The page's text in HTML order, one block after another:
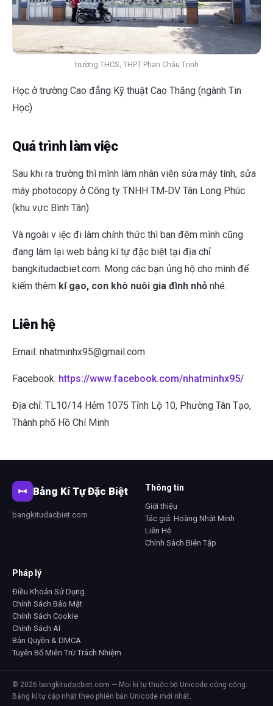
trường THCS, THPT Phan Châu Trinh
Học ở trường Cao đẳng Kỹ thuật Cao Thắng (ngành Tin
Học)
Quá trình làm việc
Sau khi ra trường thì mình làm nhân viên sửa máy tính, sửa
máy photocopy ở Công ty TNHH TM‑DV Tân Long Phúc
(khu vực Bình Tân).
Và ngoài v iệc đi làm chính thức thì ban đêm mình cũng
đang làm lại web bảng kí tự đặc biệt tại địa chỉ
bangkitudacbiet.com. Mong các bạn ủng hộ cho mình để
kiếm thêm kí gạo, con khô nuôi gia đình nhỏ nhé.
Liên hệ
Email: nhatminhx95@gmail.com
Facebook: https://www.facebook.com/nhatminhx95/
Địa chỉ: TL10/14 Hẻm 1075 Tỉnh Lộ 10, Phường Tân Tạo,
Thành phố Hồ Chí Minh
Bảng Kí Tự Đặc Biệt
bangkitudacbiet.com
Thông tin
Giới thiệu
Tác giả: Hoàng Nhật Minh
Liên Hệ
Chính Sách Biên Tập
Pháp lý
Điều Khoản Sử Dụng
Chính Sách Bảo Mật
Chính Sách Cookie
Chính Sách AI
Bản Quyền & DMCA
Tuyên Bố Miễn Trừ Trách Nhiệm
© 2026 bangkitudacbiet.com — Mọi kí tự thuộc bộ Unicode công cộng.
Bảng kí tự cập nhật theo phiên bản Unicode mới nhất.